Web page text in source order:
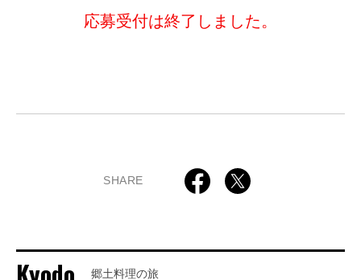
応募受付は終了しました。
SHARE
郷土料理の旅